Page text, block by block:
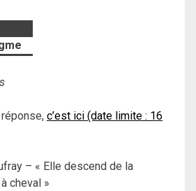
c’est ici (date limite : 16
– « Elle descend de la
cheval »